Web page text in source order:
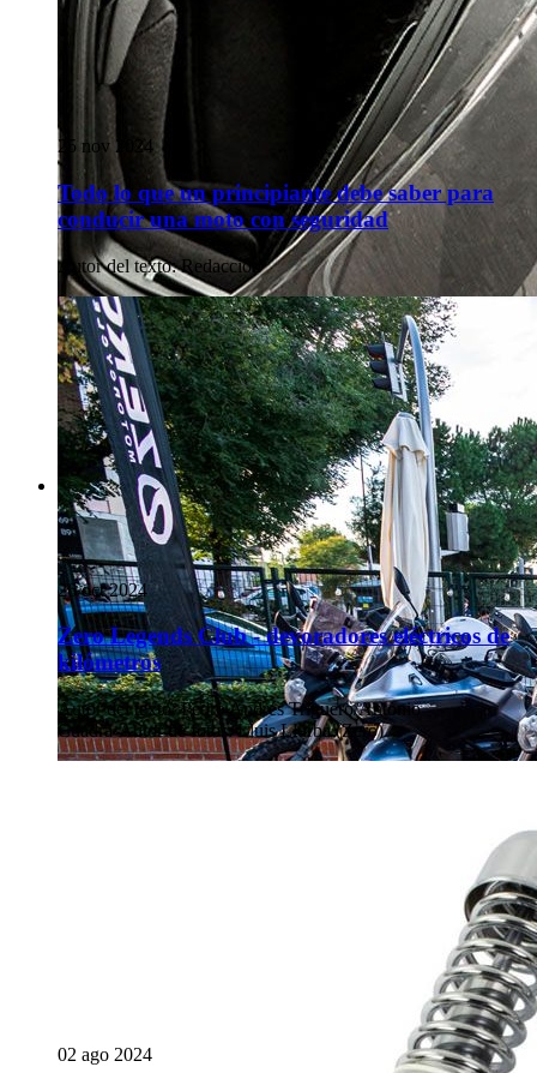
25 nov 2024
Todo lo que un principiante debe saber para
conducir una moto con seguridad
Autor del texto: Redacción
26 oct 2024
Zero Legends Club - devoradores eléctricos de
kilómetros
Autor del texto: Pedro Andrés Triguero/Antonio
Cuadra·Autor de fotos: Lluis Llurba (Zero)
02 ago 2024